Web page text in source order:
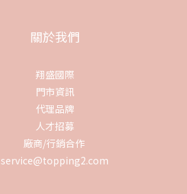
關於我們
翔盛國際
門市資訊
代理品牌
人才招募
廠商/行銷合作
service@topping2.com